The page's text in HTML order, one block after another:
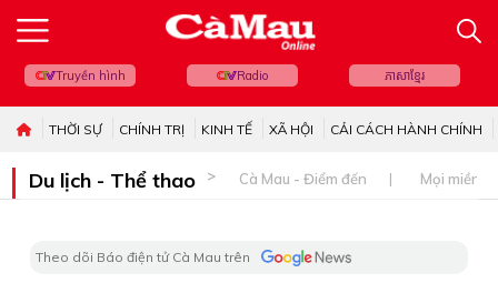
Truyền hình Radio ភាសាខ្មែរ
THỜI SỰ CHÍNH TRỊ KINH TẾ XÃ HỘI CẢI CÁCH HÀNH CHÍNH
Du lịch - Thể thao Cà Mau - Điểm đến Mọi miền
Theo dõi Báo điện tử Cà Mau trên